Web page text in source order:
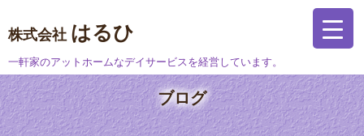
株式会社 はるひ
一軒家のアットホームなデイサービスを経営しています。
ブログ